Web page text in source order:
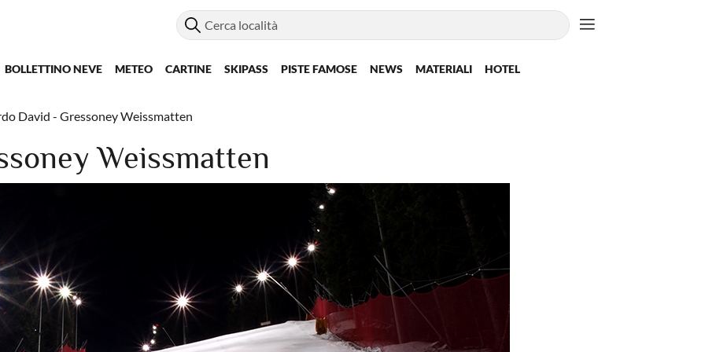
BOLLETTINO NEVE METEO CARTINE SKIPASS PISTE FAMOSE NEWS MATERIALI HOTEL
David - Gressoney Weissmatten
Weissmatten